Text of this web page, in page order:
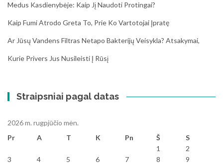
Medus Kasdienybėje: Kaip Jį Naudoti Protingai?
Kaip Fumi Atrodo Greta To, Prie Ko Vartotojai Įpratę
Ar Jūsų Vandens Filtras Netapo Bakterijų Veisykla? Atsakymai,
Kurie Privers Jus Nusileisti Į Rūsį
Straipsniai pagal datas
2026 m. rugpjūčio mėn.
Pr
A T K Pn Š
S
1
2
3
4 5 6 7 8
9